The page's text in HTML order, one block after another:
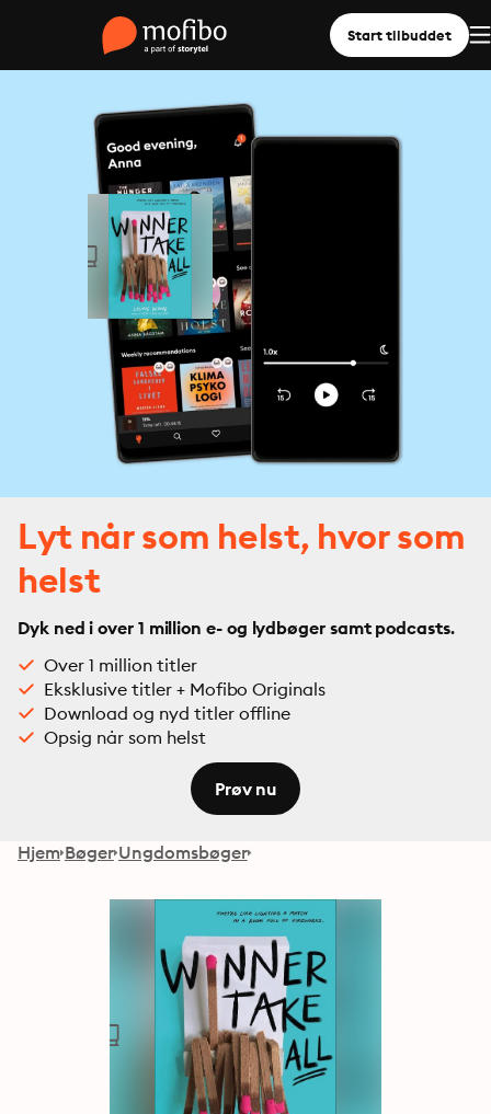
Start tilbuddet
Lyt når som helst, hvor som
helst
Dyk ned i over 1 million e- og lydbøger samt podcasts.
Over 1 million titler
Eksklusive titler + Mofibo Originals
Download og nyd titler offline
Opsig når som helst
Prøv nu
Hjem Bøger Ungdomsbøger